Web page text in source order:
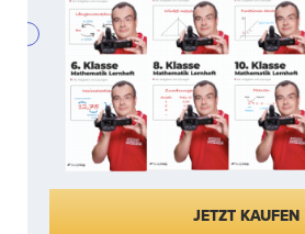
JETZT KAUFEN